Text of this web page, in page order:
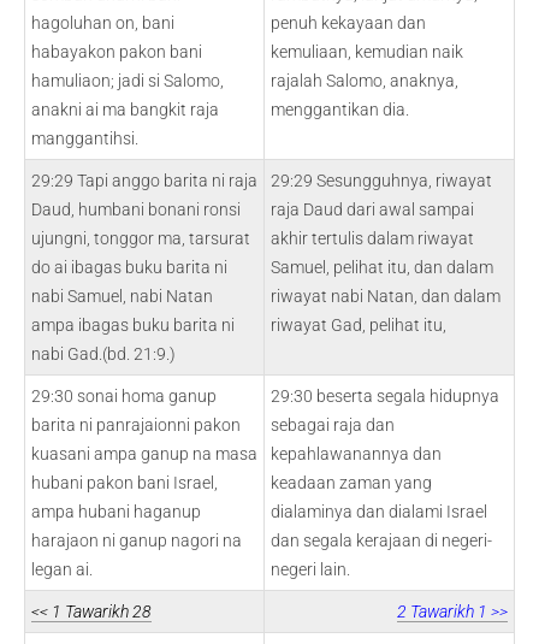
hagoluhan on, bani
habayakon pakon bani
hamuliaon; jadi si Salomo,
anakni ai ma bangkit raja
manggantihsi.
penuh kekayaan dan
kemuliaan, kemudian naik
rajalah Salomo, anaknya,
menggantikan dia.
29:29 Tapi anggo barita ni raja
Daud, humbani bonani ronsi
ujungni, tonggor ma, tarsurat
do ai ibagas buku barita ni
nabi Samuel, nabi Natan
ampa ibagas buku barita ni
nabi Gad.(bd. 21:9.)
29:29 Sesungguhnya, riwayat
raja Daud dari awal sampai
akhir tertulis dalam riwayat
Samuel, pelihat itu, dan dalam
riwayat nabi Natan, dan dalam
riwayat Gad, pelihat itu,
29:30 sonai homa ganup
barita ni panrajaionni pakon
kuasani ampa ganup na masa
hubani pakon bani Israel,
ampa hubani haganup
harajaon ni ganup nagori na
legan ai.
29:30 beserta segala hidupnya
sebagai raja dan
kepahlawanannya dan
keadaan zaman yang
dialaminya dan dialami Israel
dan segala kerajaan di negeri-
negeri lain.
<< 1 Tawarikh 28 2 Tawarikh 1 >>